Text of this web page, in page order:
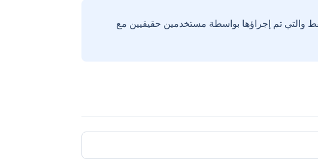
والتي تم إجراؤها بواسطة مستخدمين حقيقيين مع